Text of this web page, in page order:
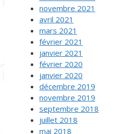
novembre 2021
avril 2021
mars 2021
février 2021
janvier 2021
février 2020
janvier 2020
décembre 2019
novembre 2019
septembre 2018
juillet 2018
mai 2018